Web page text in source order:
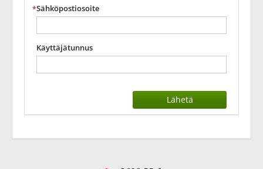
Sähköpostiosoite
Käyttäjätunnus